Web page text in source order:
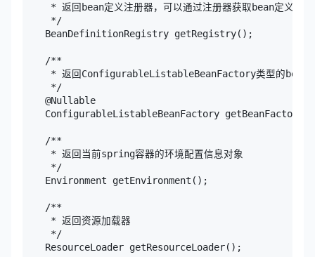
* 返回bean定义注册器，可以通过注册器获取bean定义的各
*/
BeanDefinitionRegistry getRegistry();
/**
* 返回ConfigurableListableBeanFactory类型的bean工
*/
@Nullable
ConfigurableListableBeanFactory
/**
* 返回当前spring容器的环境配置信息对象
*/
Environment getEnvironment();
/**
* 返回资源加载器
*/
ResourceLoader getResourceLoader();